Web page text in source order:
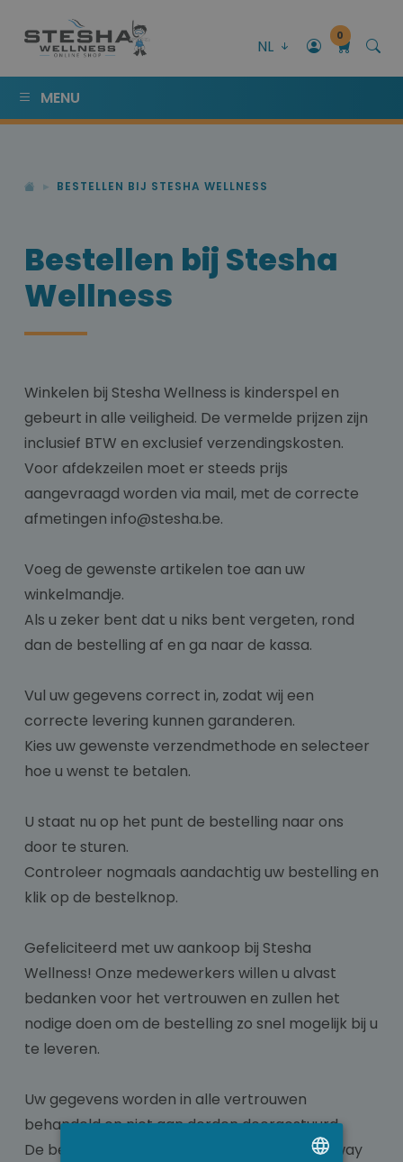
NL
0
MENU
BESTELLEN BIJ STESHA WELLNESS
Bestellen bij Stesha
Wellness
Winkelen bij Stesha Wellness is kinderspel en
gebeurt in alle veiligheid. De vermelde prijzen zijn
inclusief BTW en exclusief verzendingskosten.
Voor afdekzeilen moet er steeds prijs
aangevraagd worden via mail, met de correcte
afmetingen info@stesha.be.
Voeg de gewenste artikelen toe aan uw
winkelmandje.
Als u zeker bent dat u niks bent vergeten, rond
dan de bestelling af en ga naar de kassa.
Vul uw gegevens correct in, zodat wij een
correcte levering kunnen garanderen.
Kies uw gewenste verzendmethode en selecteer
hoe u wenst te betalen.
U staat nu op het punt de bestelling naar ons
door te sturen.
Controleer nogmaals aandachtig uw bestelling en
klik op de bestelknop.
Gefeliciteerd met uw aankoop bij Stesha
Wellness! Onze medewerkers willen u alvast
bedanken voor het vertrouwen en zullen het
nodige doen om de bestelling zo snel mogelijk bij u
te leveren.
Uw gegevens worden in alle vertrouwen
behandeld en niet aan derden doorgestuurd.
De betaling gebeurt via een beveiligde gateway